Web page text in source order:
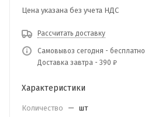
Цена указана без учета НДС
Рассчитать доставку
Самовывоз сегодня - бесплатно
Доставка завтра - 390 ₽
Характеристики
Количество — шт